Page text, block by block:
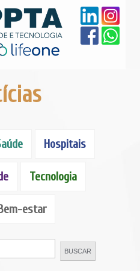
Hospitais
Tecnologia
estar